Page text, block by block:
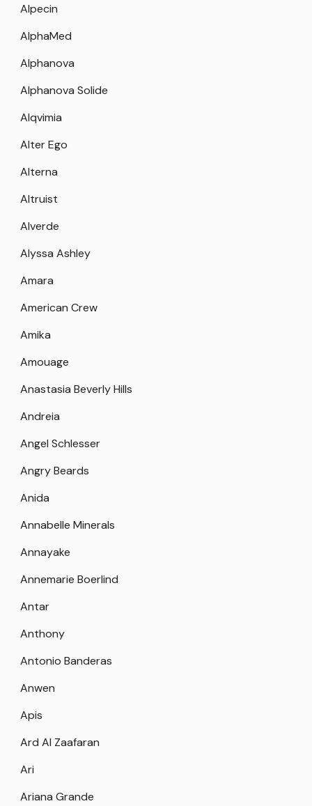
Alpecin
AlphaMed
Alphanova
Alphanova Solide
Alqvimia
Alter Ego
Alterna
Altruist
Alverde
Alyssa Ashley
Amara
American Crew
Amika
Amouage
Anastasia Beverly Hills
Andreia
Angel Schlesser
Angry Beards
Anida
Annabelle Minerals
Annayake
Annemarie Boerlind
Antar
Anthony
Antonio Banderas
Anwen
Apis
Ard Al Zaafaran
Ari
Ariana Grande